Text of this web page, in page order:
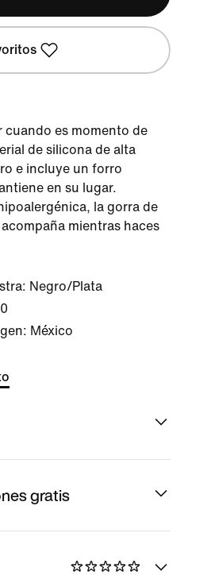
cuando es momento de
de silicona de alta
e incluye un forro
en su lugar.
la gorra de
mientras haces
Negro/Plata
México
gratis